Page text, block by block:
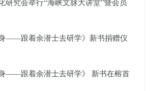
研究会举行“海峡文脉大讲堂”暨会员
——跟着余潜士去研学》新书捐赠仪
身——跟着余潜士去研学》 新书在榕首